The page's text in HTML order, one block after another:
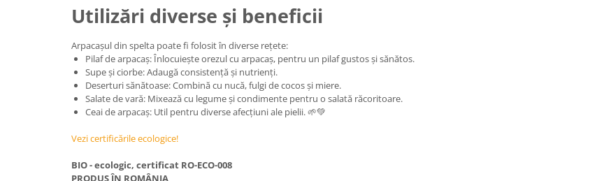
Utilizări diverse și beneficii
Arpacașul din spelta poate fi folosit în diverse rețete:
Pilaf de arpacaș: Înlocuiește orezul cu arpacaș, pentru un pilaf gustos și sănătos.
Supe și ciorbe: Adaugă consistență și nutrienți.
Deserturi sănătoase: Combină cu nucă, fulgi de cocos și miere.
Salate de vară: Mixează cu legume și condimente pentru o salată răcoritoare.
Ceai de arpacaș: Util pentru diverse afecțiuni ale pielii. 🌱💚
Vezi certificările ecologice!
BIO - ecologic, certificat RO-ECO-008
PRODUS ÎN ROMÂNIA